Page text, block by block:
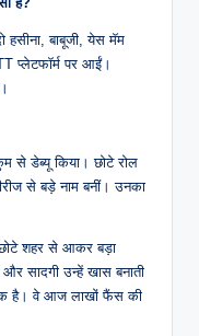
हसीना, बाबूजी, येस मॅम
प्लेटफॉर्म पर आईं।
से डेब्यू किया। छोटे रोल
से बड़े नाम बनीं। उनका
छोटे शहर से आकर बड़ा
सादगी उन्हें खास बनाती
है। वे आज लाखों फैंस की